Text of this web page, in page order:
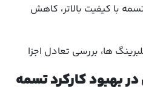
با کیفیت بالاتر، کاهش
ها، بررسی تعادل اجزا
بهبود کارکرد تسمه